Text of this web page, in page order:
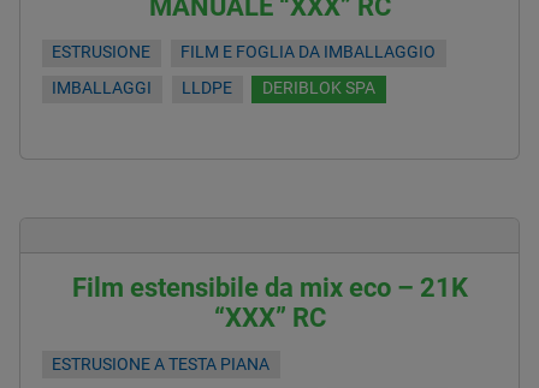
MANUALE “XXX” RC
ESTRUSIONE
FILM E FOGLIA DA IMBALLAGGIO
IMBALLAGGI
LLDPE DERIBLOK SPA
Film estensibile da mix eco – 21K
“XXX” RC
ESTRUSIONE A TESTA PIANA